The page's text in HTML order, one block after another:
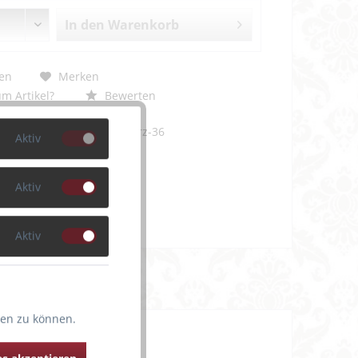
In den Warenkorb
Merken
Artikel?
Bewerten
AUBOG26-schwarz-36
Aktiv
Aktiv
Aktiv
zu können.